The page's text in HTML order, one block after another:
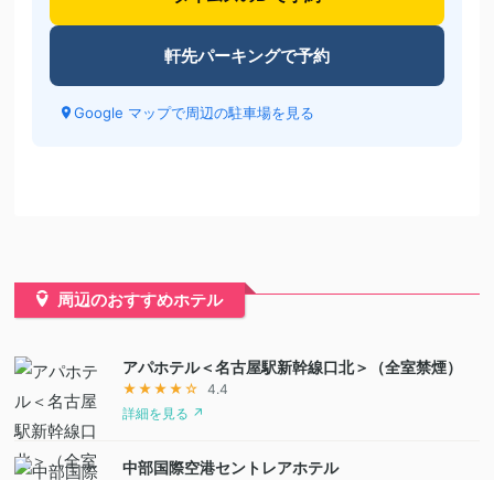
軒先パーキングで予約
Google マップで周辺の駐車場を見る
周辺のおすすめホテル
アパホテル＜名古屋駅新幹線口北＞（全室禁煙）
★★★★☆
4.4
詳細を見る ↗
中部国際空港セントレアホテル